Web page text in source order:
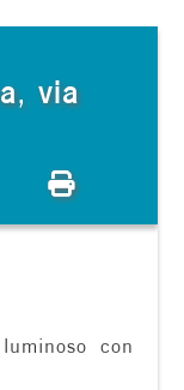
,via
Stampa:
con